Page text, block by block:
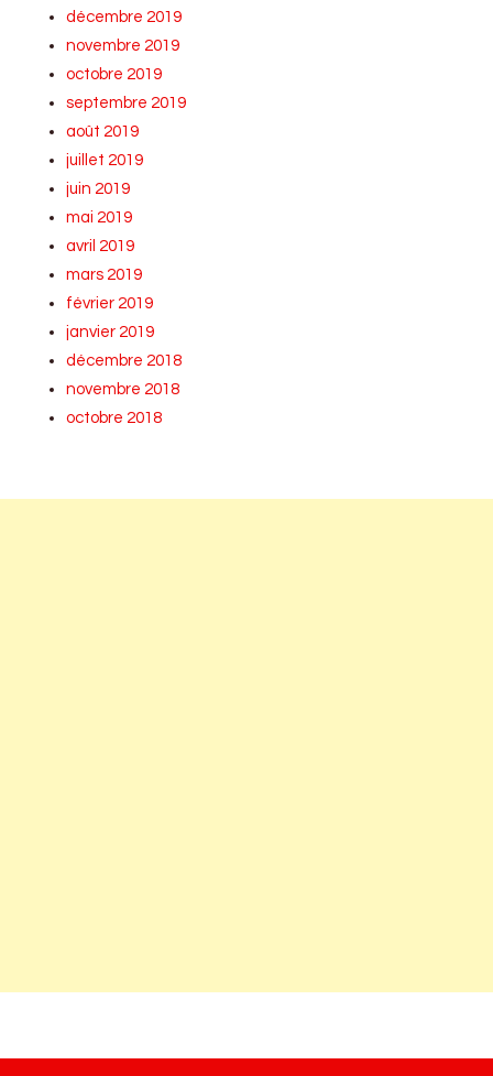
décembre 2019
novembre 2019
octobre 2019
septembre 2019
août 2019
juillet 2019
juin 2019
mai 2019
avril 2019
mars 2019
février 2019
janvier 2019
décembre 2018
novembre 2018
octobre 2018